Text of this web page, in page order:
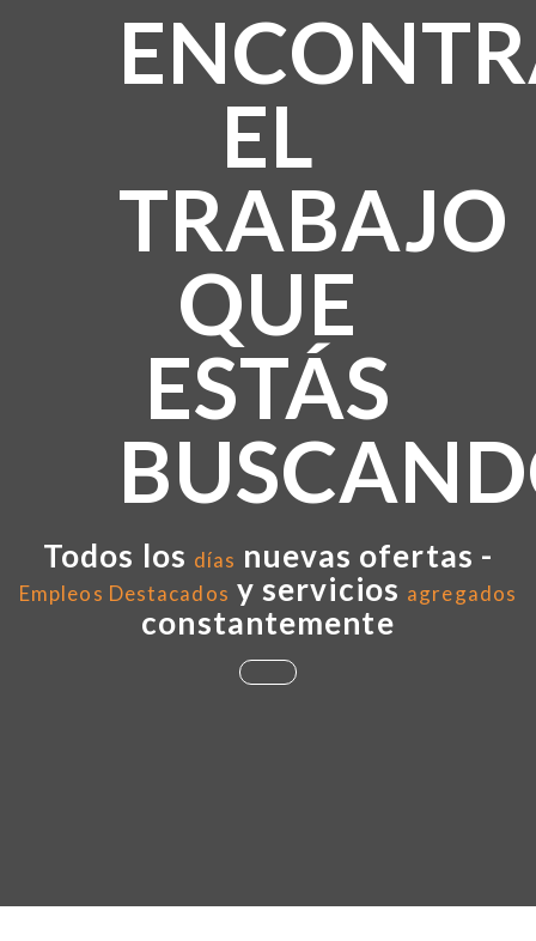
EL
TRABAJO
QUE
ESTÁS
Todos los días nuevas ofertas -
Empleos Destacados y servicios agregados
constantemente